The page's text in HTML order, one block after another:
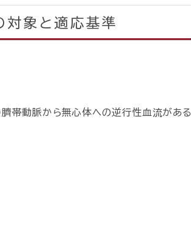
対象と適応基準
帯動脈から無心体への逆行性血流がある